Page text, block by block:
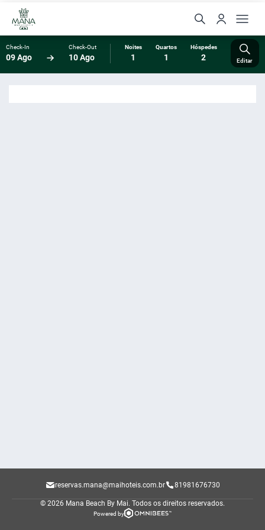
Check-In
09 Ago
Check-Out
10 Ago
Noites
1
Quartos
1
Hóspedes
2 Editar
reservas.mana@maihoteis.com.br 81981676730
© 2026 Mana Beach By Mai. Todos os direitos reservados.
Powered by